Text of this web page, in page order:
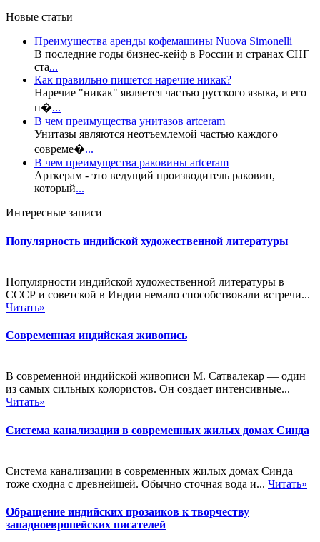
Новые статьи
Преимущества аренды кофемашины Nuova Simonelli
В последние годы бизнес-кейф в России и странах СНГ
ста...
Как правильно пишется наречие никак?
Наречие "никак" является частью русского языка, и его
п�...
В чем преимущества унитазов artceram
Унитазы являются неотъемлемой частью каждого
совреме�...
В чем преимущества раковины artceram
Арткерам - это ведущий производитель раковин,
который...
Интересные записи
Популярность индийской художественной литературы
Популярности индийской художественной литературы в
СССР и советской в Индии немало способствовали встречи...
Читать»
Современная индийская живопись
В современной индийской живописи М. Сатвалекар — один
из самых сильных колористов. Он создает интенсивные...
Читать»
Система канализации в современных жилых домах Синда
Система канализации в современных жилых домах Синда
тоже сходна с древнейшей. Обычно сточная вода и... Читать»
Обращение индийских прозаиков к творчеству
западноевропейских писателей